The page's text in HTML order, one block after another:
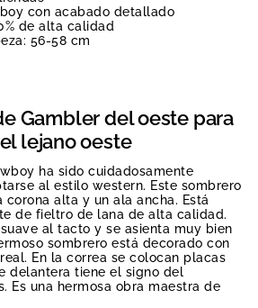
con acabado detallado
de alta calidad
56-58 cm
Gambler del oeste para
lejano oeste
ha sido cuidadosamente
al estilo western. Este sombrero
corona alta y un ala ancha. Está
de fieltro de lana de alta calidad.
al tacto y se asienta muy bien
sombrero está decorado con
En la correa se colocan placas
delantera tiene el signo del
Es una hermosa obra maestra de